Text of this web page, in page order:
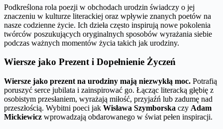
Podkreślona rola poezji w obchodach urodzin świadczy o jej
znaczeniu w kulturze literackiej oraz wpływie znanych poetów na
nasze codzienne życie. Ich dzieła często inspirują nowe pokolenia
twórców poszukujących oryginalnych sposobów wyrażania siebie
podczas ważnych momentów życia takich jak urodziny.
Wiersze jako Prezent i Dopełnienie Życzeń
Wiersze jako prezent na urodziny mają niezwykłą moc. Potrafią
poruszyć serce jubilata i zainspirować go. Łącząc literacką głębię z
osobistym przesłaniem, wyrażają miłość, przyjaźń lub zadumę nad
przeszłością. Wybitni poeci jak Wisława Szymborska czy Adam
Mickiewicz wprowadzają obdarowanego w świat pełen inspiracji.